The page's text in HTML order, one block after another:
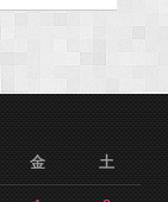
金 土